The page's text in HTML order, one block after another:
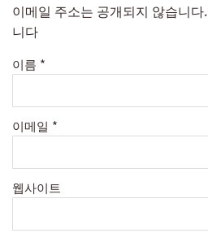
이메일 주소는 공개되지 않습니다.
니다
이름 *
이메일 *
웹사이트